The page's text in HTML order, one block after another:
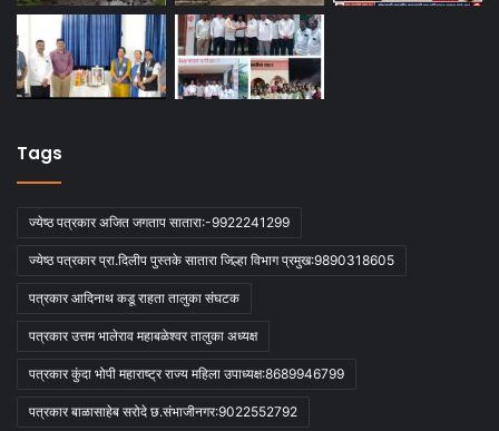
Tags
ज्येष्ठ पत्रकार अजित जगताप सातारा:-9922241299
ज्येष्ठ पत्रकार प्रा.दिलीप पुस्तके सातारा जिल्हा विभाग प्रमुख:9890318605
पत्रकार आदिनाथ कडू राहता तालुका संघटक
पत्रकार उत्तम भालेराव महाबळेश्वर तालुका अध्यक्ष
पत्रकार कुंदा भोपी महाराष्ट्र राज्य महिला उपाध्यक्ष:8689946799
पत्रकार बाळासाहेब सरोदे छ.संभाजीनगर:9022552792